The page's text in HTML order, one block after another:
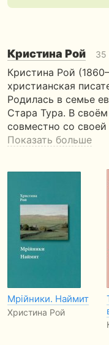
Кристина Рой 35
Кристина Рой
христианская
Родилась в семье
Стара Тура. В
совместно со
Показать больше
Мрійники. Наймит
Христина Рой